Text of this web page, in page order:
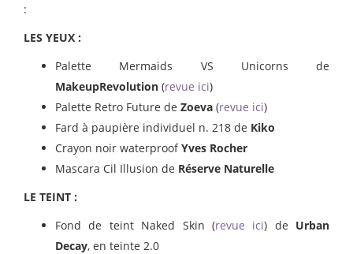
:
LES YEUX :
Palette Mermaids VS Unicorns de
MakeupRevolution (revue ici)
Palette Retro Future de Zoeva (revue ici)
Fard à paupière individuel n. 218 de Kiko
Crayon noir waterproofYves Rocher
Mascara Cil Illusion de Réserve Naturelle
LE TEINT :
Fond de teint Naked Skin (revue ici) de Urban
Decay, en teinte 2.0